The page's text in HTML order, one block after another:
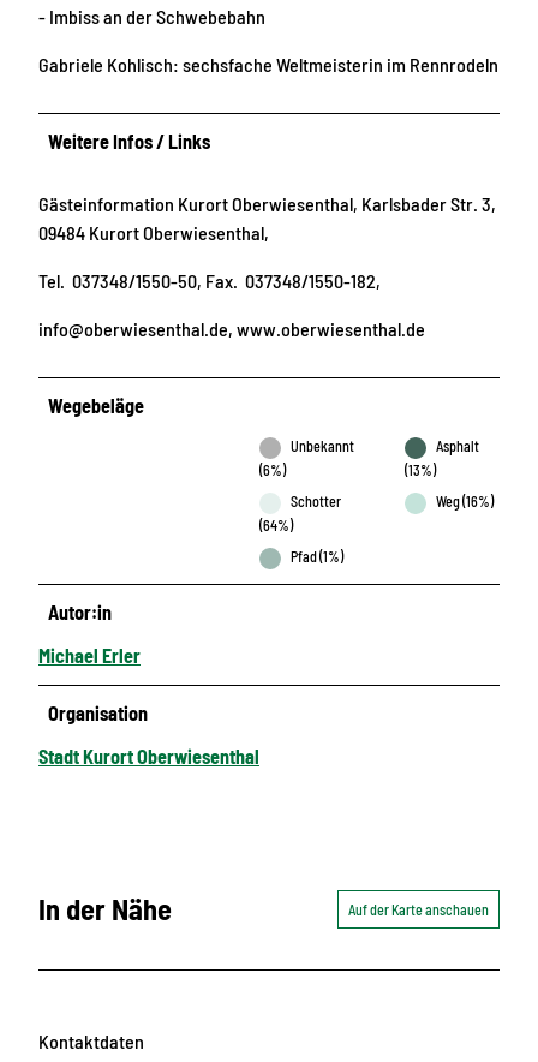
- Imbiss an der Schwebebahn
Gabriele Kohlisch: sechsfache Weltmeisterin im Rennrodeln
Weitere Infos / Links
Gästeinformation Kurort Oberwiesenthal, Karlsbader Str. 3,
09484 Kurort Oberwiesenthal,
Tel. 037348/1550-50, Fax. 037348/1550-182,
info@oberwiesenthal.de, www.oberwiesenthal.de
Wegebeläge
Unbekannt
(6%)
Asphalt
(13%)
Schotter
(64%)
Weg (16%)
Pfad (1%)
Autor:in
Michael Erler
Organisation
Stadt Kurort Oberwiesenthal
In der Nähe Auf der Karte anschauen
Kontaktdaten